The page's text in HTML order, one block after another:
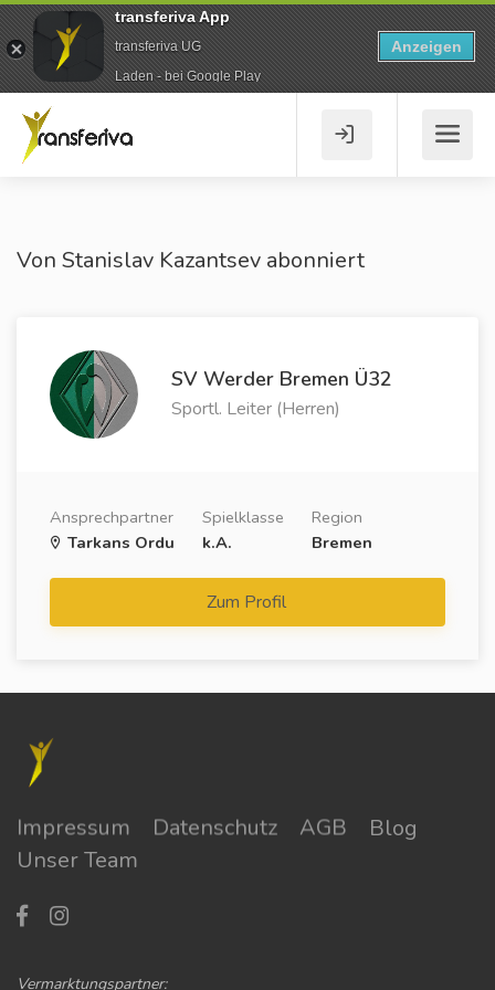
Von Stanislav Kazantsev abonniert
SV Werder Bremen Ü32
Sportl. Leiter (Herren)
Ansprechpartner
Tarkans Ordu
Spielklasse
k.A.
Region
Bremen
Zum Profil
Impressum Datenschutz AGB
Blog
Unser Team
Vermarktungspartner:
transferiva App
transferiva UG
Laden - bei Google Play
Anzeigen